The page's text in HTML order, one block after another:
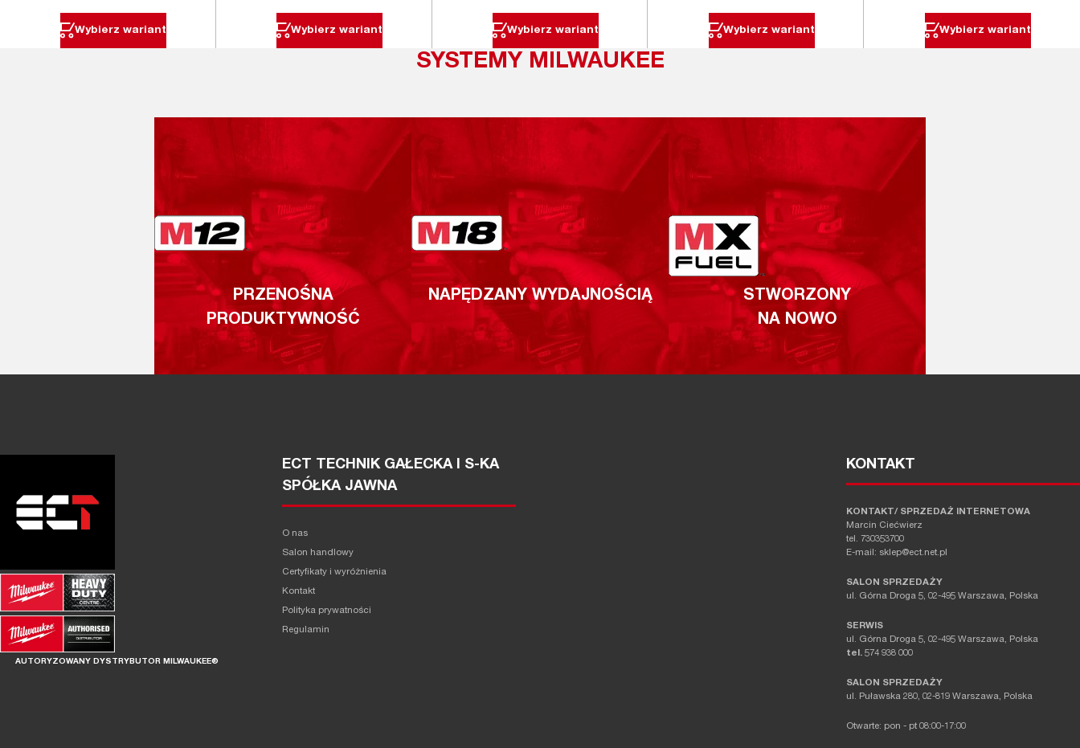
Wybierz wariant Wybierz wariant Wybierz wariant Wybierz wariant Wybierz wariant
SYSTEMY MILWAUKEE
PRZENOŚNA
PRODUKTYWNOŚĆ
NAPĘDZANY WYDAJNOŚCIĄ
STWORZONY
NA NOWO
AUTORYZOWANY DYSTRYBUTOR MILWAUKEE®
ECT TECHNIK GAŁECKA I S-KA
SPÓŁKA JAWNA
O nas
Salon handlowy
Certyfikaty i wyróżnienia
Kontakt
Polityka prywatności
Regulamin
KONTAKT
KONTAKT/ SPRZEDAŻ INTERNETOWA
Marcin Ciećwierz
tel. 730353700
E-mail: sklep@ect.net.pl
SALON SPRZEDAŻY
ul. Górna Droga 5, 02-495 Warszawa, Polska
SERWIS
ul. Górna Droga 5, 02-495 Warszawa, Polska
tel. 574 938 000
SALON SPRZEDAŻY
ul. Puławska 280, 02-819 Warszawa, Polska
Otwarte: pon - pt 08:00-17:00